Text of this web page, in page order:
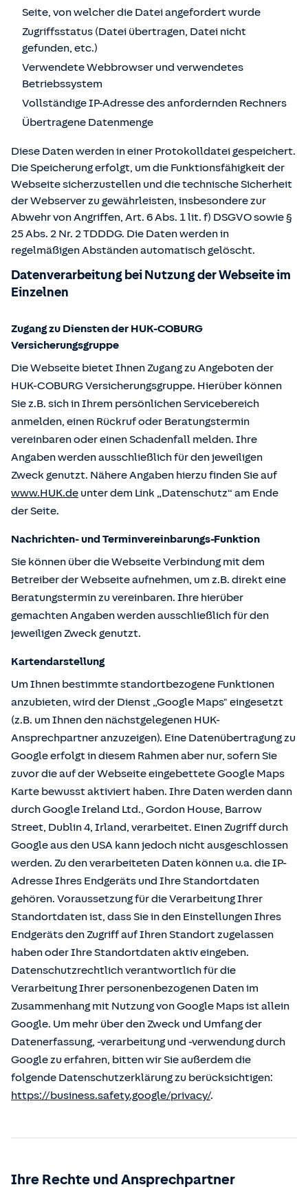
Seite, von welcher die Datei angefordert wurde
Zugriffsstatus (Datei übertragen, Datei nicht
gefunden, etc.)
Verwendete Webbrowser und verwendetes
Betriebssystem
Vollständige IP-Adresse des anfordernden Rechners
Übertragene Datenmenge
Diese Daten werden in einer Protokolldatei gespeichert.
Die Speicherung erfolgt, um die Funktionsfähigkeit der
Webseite sicherzustellen und die technische Sicherheit
der Webserver zu gewährleisten, insbesondere zur
Abwehr von Angriffen, Art. 6 Abs. 1 lit. f) DSGVO sowie §
25 Abs. 2 Nr. 2 TDDDG. Die Daten werden in
regelmäßigen Abständen automatisch gelöscht.
Datenverarbeitung bei Nutzung der Webseite im
Einzelnen
Zugang zu Diensten der HUK-COBURG
Versicherungsgruppe
Die Webseite bietet Ihnen Zugang zu Angeboten der
HUK-COBURG Versicherungsgruppe. Hierüber können
Sie z.B. sich in Ihrem persönlichen Servicebereich
anmelden, einen Rückruf oder Beratungstermin
vereinbaren oder einen Schadenfall melden. Ihre
Angaben werden ausschließlich für den jeweiligen
Zweck genutzt. Nähere Angaben hierzu finden Sie auf
www.HUK.de unter dem Link „Datenschutz“ am Ende
der Seite.
Nachrichten- und Terminvereinbarungs-Funktion
Sie können über die Webseite Verbindung mit dem
Betreiber der Webseite aufnehmen, um z.B. direkt eine
Beratungstermin zu vereinbaren. Ihre hierüber
gemachten Angaben werden ausschließlich für den
jeweiligen Zweck genutzt.
Kartendarstellung
Um Ihnen bestimmte standortbezogene Funktionen
anzubieten, wird der Dienst „Google Maps" eingesetzt
(z.B. um Ihnen den nächstgelegenen HUK-
Ansprechpartner anzuzeigen). Eine Datenübertragung zu
Google erfolgt in diesem Rahmen aber nur, sofern Sie
zuvor die auf der Webseite eingebettete Google Maps
Karte bewusst aktiviert haben. Ihre Daten werden dann
durch Google Ireland Ltd., Gordon House, Barrow
Street, Dublin 4, Irland, verarbeitet. Einen Zugriff durch
Google aus den USA kann jedoch nicht ausgeschlossen
werden. Zu den verarbeiteten Daten können u.a. die IP-
Adresse Ihres Endgeräts und Ihre Standortdaten
gehören. Voraussetzung für die Verarbeitung Ihrer
Standortdaten ist, dass Sie in den Einstellungen Ihres
Endgeräts den Zugriff auf Ihren Standort zugelassen
haben oder Ihre Standortdaten aktiv eingeben.
Datenschutzrechtlich verantwortlich für die
Verarbeitung Ihrer personenbezogenen Daten im
Zusammenhang mit Nutzung von Google Maps ist allein
Google. Um mehr über den Zweck und Umfang der
Datenerfassung, -verarbeitung und -verwendung durch
Google zu erfahren, bitten wir Sie außerdem die
folgende Datenschutzerklärung zu berücksichtigen:
https://business.safety.google/privacy/.
Ihre Rechte und Ansprechpartner